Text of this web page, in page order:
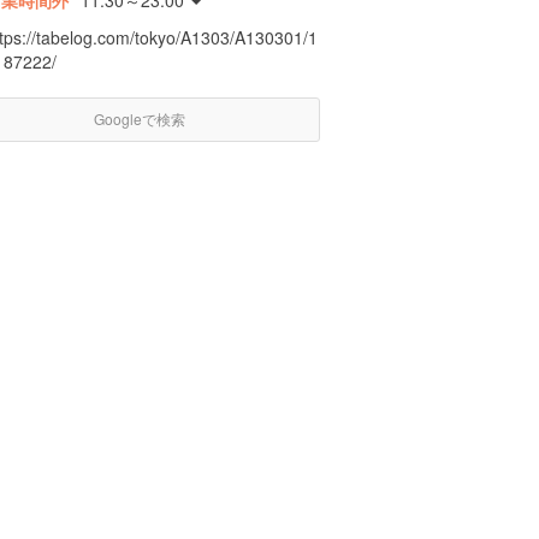
tabelog.com/tokyo/A1303/A130301/1
Googleで検索